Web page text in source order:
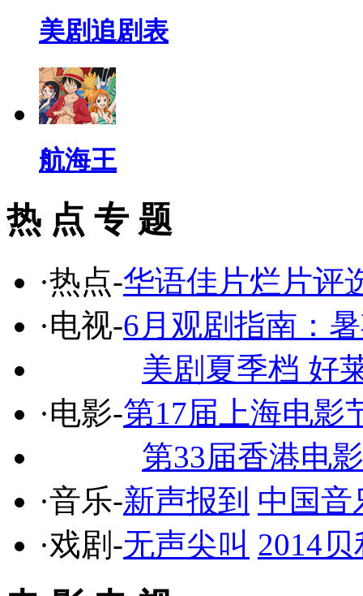
美剧追剧表
航海王
热 点 专 题
·热点-华语佳片烂片评
·电视-6月观剧指南：
美剧夏季档 好
·电影-第17届上海电影
第33届香港电
·音乐-新声报到 中国音
·戏剧-无声尖叫 2014